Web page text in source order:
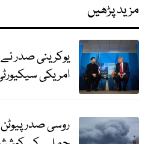
مزید پڑھیں
امریکی
روسی صدر